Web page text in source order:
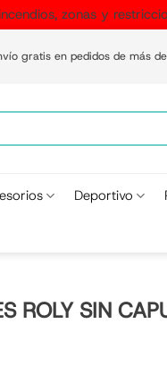
zonas y
gratis en pedidos de más
Deportivo
ROLY SIN